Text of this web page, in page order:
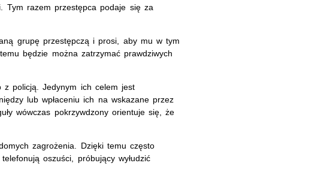
Tym razem przestępca podaje się za
grupę przestępczą i prosi, aby mu w tym
będzie można zatrzymać prawdziwych
z policją. Jedynym ich celem jest
lub wpłaceniu ich na wskazane przez
wówczas pokrzywdzony orientuje się, że
zagrożenia. Dzięki temu często
oszuści, próbujący wyłudzić